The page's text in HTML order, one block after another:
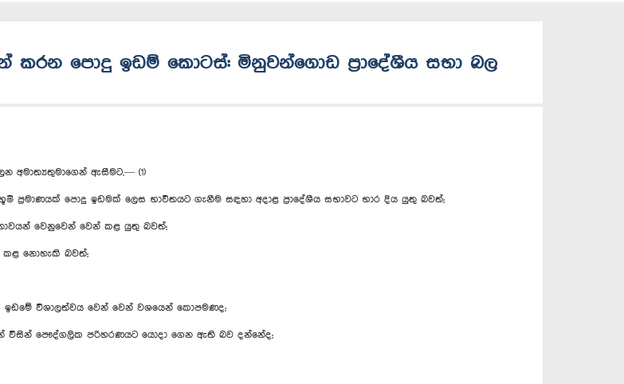
කරන පොදු ඉඩම් ‍කොටස්: මිනුවන්ගොඩ ප්‍රාදේශීය සභා බල
අමාත්‍යතුමාගෙන් ඇසීමට,— (1)
පොදු ඉඩමක් ලෙස භාවිතයට ගැනීම සඳහා අදාළ ප්‍රාදේශීය සභාවට භාර දිය යුතු බවත්;
වෙනුවෙන් වෙන් කළ යුතු බවත්;
කළ නොහැකි බවත්;
ඉඩමේ විශාලත්වය වෙන් වෙන් වශයෙන් කොපමණද;
විසින් පෞද්ගලික පරිහරණයට යොදා ගෙන ඇති බව දන්නේද;